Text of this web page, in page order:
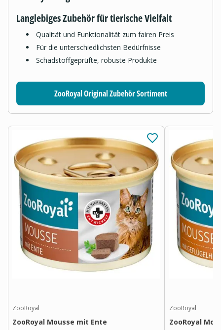
Langlebiges Zubehör für tierische Vielfalt
Qualität und Funktionalität zum fairen Preis
Für die unterschiedlichsten Bedürfnisse
Schadstoffgeprüfte, robuste Produkte
ZooRoyal Original Zubehör Sortiment
ZooRoyal
ZooRoyal Mousse mit Ente
ZooRoyal
ZooRoyal